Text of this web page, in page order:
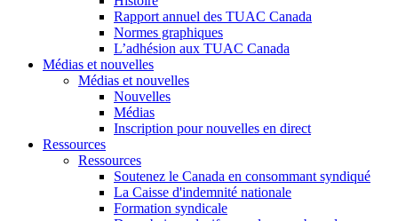
Rapport annuel des TUAC Canada
Normes graphiques
L’adhésion aux TUAC Canada
Médias et nouvelles
Médias et nouvelles
Nouvelles
Médias
Inscription pour nouvelles en direct
Ressources
Ressources
Soutenez le Canada en consommant syndiqué
La Caisse d'indemnité nationale
Formation syndicale